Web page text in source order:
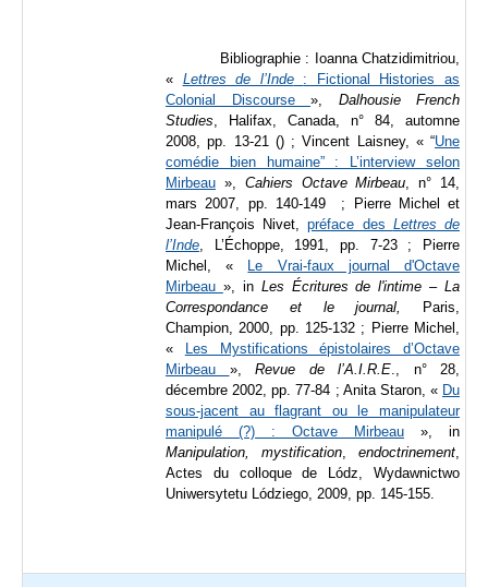
Bibliographie : IoannaChatzidimitriou,
« Lettres de l’Inde
: Fictional Histories as
Colonial Discourse », Dalhousie French
Studies, Halifax, Canada, n° 84, automne
2008, pp. 13-21 () ; Vincent Laisney, « “Une
comédie bien humaine” : L’interview selon
Mirbeau », Cahiers Octave Mirbeau, n° 14,
mars 2007, pp. 140-149 ; Pierre Michel et
Jean-François Nivet,préface des Lettres de
l’Inde, L’Échoppe, 1991, pp. 7-23 ; Pierre
Michel, «
Le Vrai-faux journal d'Octave
Mirbeau », in Les Écritures de l'intime – La
Correspondance et le journal,
Paris,
Champion, 2000, pp. 125-132 ; Pierre Michel,
«
Les Mystifications épistolaires d’Octave
Mirbeau », Revue de l’A.I.R.E., n° 28,
décembre 2002, pp. 77-84 ; Anita Staron, « Du
sous-jacent au flagrant ou le manipulateur
manipulé (?) : Octave Mirbeau », in
Manipulation, mystification, endoctrinement,
Actes du colloque de Lódz, Wydawnictwo
Uniwersytetu Lódziego, 2009, pp. 145-155.